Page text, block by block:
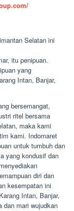
Selatan ini
itu penipuan.
yang
Intan, Banjar,
bersemangat,
ritel bersama
maka kami
kami. Indomaret
untuk tumbuh dan
yang kondusif dan
diri dan
kesempatan ini
Intan, Banjar,
dan mari wujudkan